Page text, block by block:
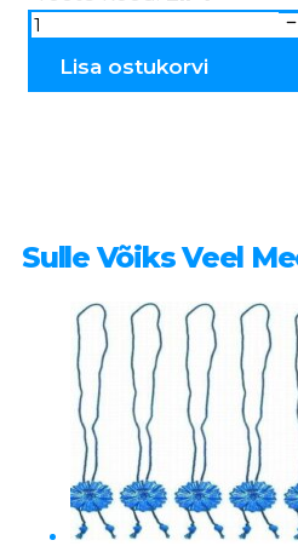
Paberist
lipp
KESMINE
Lisa ostukorvi
Sulle Võiks Veel